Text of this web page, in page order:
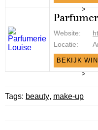
>
Website:
Locatie:
BEKIJK
>
Tags: beauty, make-up